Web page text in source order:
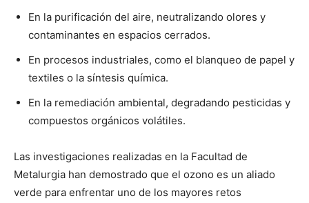
En la purificación del aire, neutralizando olores y
contaminantes en espacios cerrados.
En procesos industriales, como el blanqueo de papel y
textiles o la síntesis química.
En la remediación ambiental, degradando pesticidas y
compuestos orgánicos volátiles.
Las investigaciones realizadas en la Facultad de
Metalurgia han demostrado que el ozono es un aliado
verde para enfrentar uno de los mayores retos